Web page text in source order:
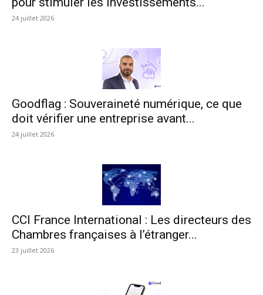
24 juillet 2026
Goodflag : Souveraineté numérique, ce que
doit vérifier une entreprise avant...
24 juillet 2026
CCI France International : Les directeurs des
Chambres françaises à l’étranger...
23 juillet 2026